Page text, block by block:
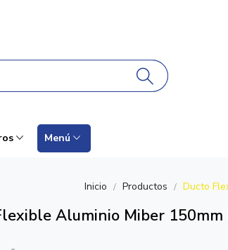
Menú
Inicio Productos Ducto
Aluminio Miber 150mm